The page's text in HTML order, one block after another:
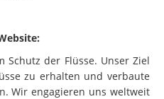
Schutz der Flüsse. Unser Ziel
zu erhalten und verbaute
Wir engagieren uns weltweit